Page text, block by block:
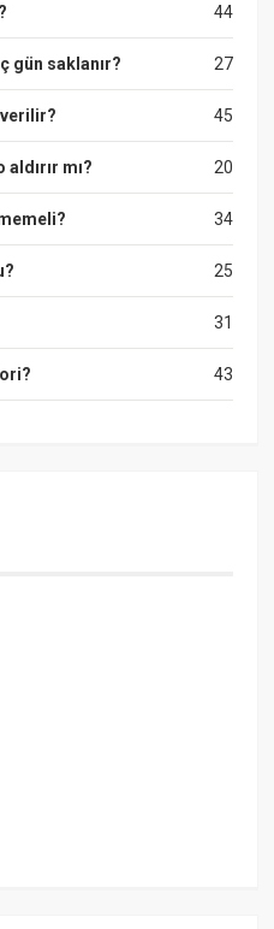
44
27
gün saklanır?
45
verilir?
20
mı?
34
25
31
43